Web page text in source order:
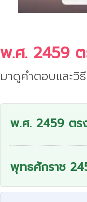
พ.ศ. 2459 ต
มาดูคำตอบและ
พ.ศ. 2459 ตร
พุทธศักราช